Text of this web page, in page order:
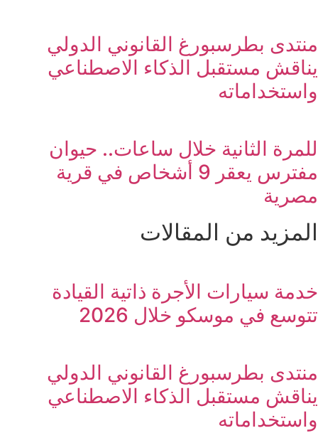
منتدى بطرسبورغ القانوني الدولي
يناقش مستقبل الذكاء الاصطناعي
واستخداماته
للمرة الثانية خلال ساعات.. حيوان
مفترس يعقر 9 أشخاص في قرية
مصرية
المزيد من المقالات
خدمة سيارات الأجرة ذاتية القيادة
تتوسع في موسكو خلال 2026
منتدى بطرسبورغ القانوني الدولي
يناقش مستقبل الذكاء الاصطناعي
واستخداماته